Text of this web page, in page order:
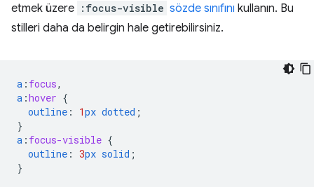
etmek üzere :focus-visible sözde sınıfını kullanın. Bu
stilleri daha da belirgin hale getirebilirsiniz.
a : focus,
a :hover {
outline : 1px dotted ;
}
a : focus-visible {
outline : 3px solid ;
}